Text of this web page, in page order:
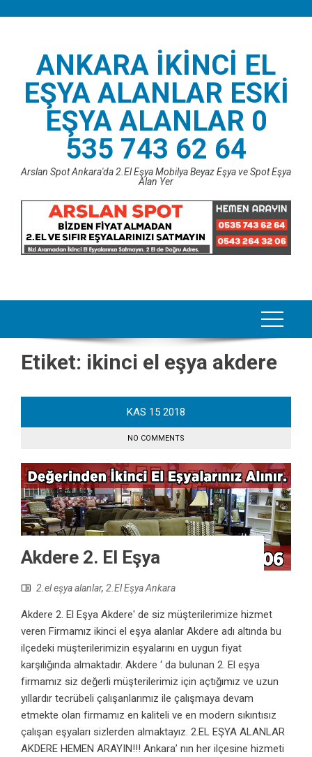
ANKARA İKINCI EL
EŞYA ALANLAR ESKI
EŞYA ALANLAR 0
535 743 62 64
Arslan Spot Ankara'da 2.El Eşya Mobilya Beyaz Eşya ve Spot Eşya
Alan Yer
Etiket: ikinci el eşya akdere
KAS 15 2018
NO COMMENTS
Akdere 2. El Eşya
2.el eşya alanlar, 2.El Eşya Ankara
Akdere 2. El Eşya Akdere' de siz müşterilerimize hizmet
veren Firmamız ikinci el eşya alanlar Akdere adı altında bu
ilçedeki müşterilerimizin eşyalarını en uygun fiyat
karşılığında almaktadır. Akdere ‘ da bulunan 2. El eşya
firmamız siz değerli müşterilerimiz için açtığımız ve uzun
yıllardır tecrübeli çalışanlarımız ile çalışmaya devam
etmekte olan firmamız en kaliteli ve en modern sıkıntısız
çalışan eşyaları sizlerden almaktayız. 2.EL EŞYA ALANLAR
AKDERE HEMEN ARAYIN!!! Ankara’ nın her ilçesine hizmeti